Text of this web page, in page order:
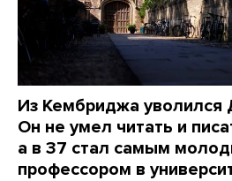
Из Кембриджа
Он не умел читать и
а в 37 стал самым
профессором в